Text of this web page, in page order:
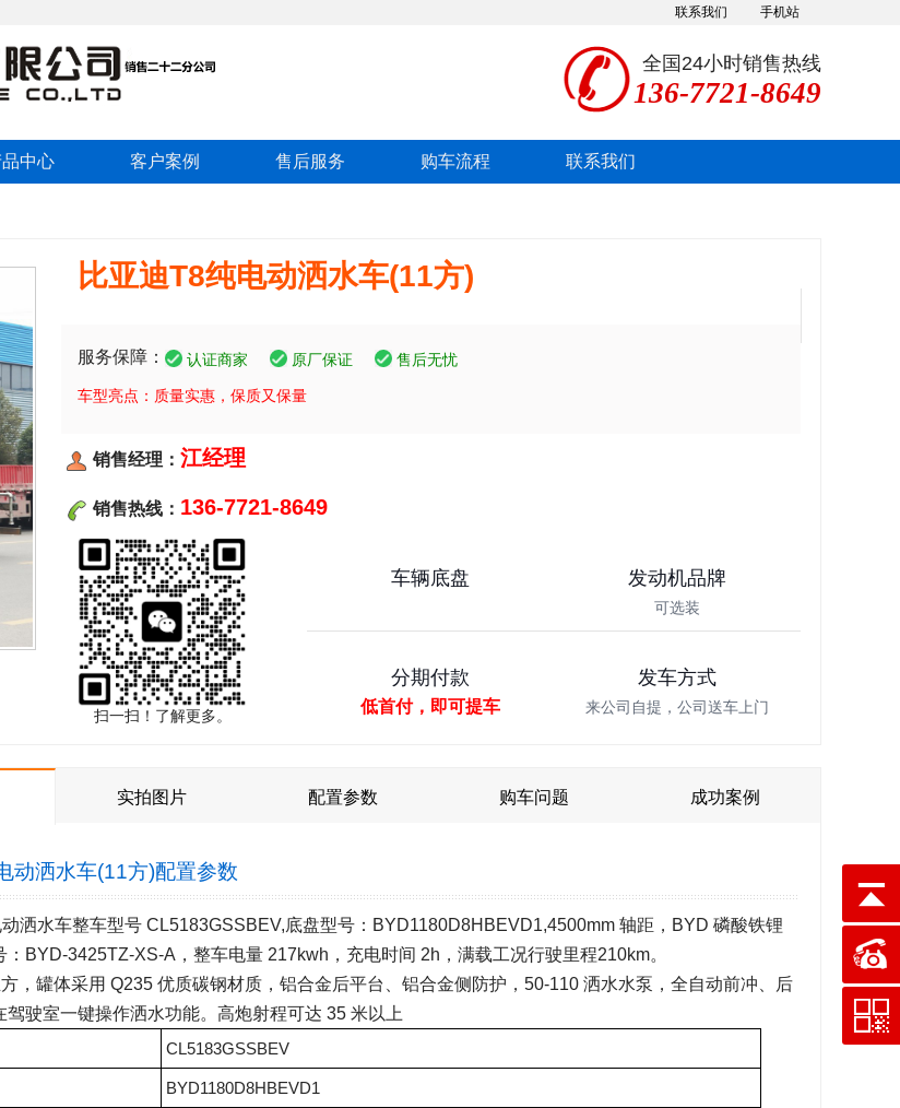
手机站
联系我们
全国24小时销售热线
136-7721-8649
中心 客户案例 售后服务 购车流程 联系我们
比亚迪T8纯电动洒水车(11方)
服务保障： 认证商家 原厂保证 售后无忧
车型亮点：质量实惠，保质又保量
销售经理： 江经理
销售热线： 136-7721-8649
扫一扫！了解更多。
车辆底盘 发动机品牌
可选装
分期付款
低首付，即可提车
发车方式
来公司自提，公司送车上门
实拍图片 配置参数 购车问题 成功案例
动洒水车(11方)配置参数
洒水车整车型号 CL5183GSSBEV,底盘型号：BYD1180D8HBEVD1,4500mm 轴距，BYD 磷酸铁锂
：BYD-3425TZ-XS-A，整车电量 217kwh，充电时间 2h，满载工况行驶里程210km。
方，罐体采用 Q235 优质碳钢材质，铝合金后平台、铝合金侧防护，50-110 洒水水泵，全自动前冲、后
驾驶室一键操作洒水功能。高炮射程可达 35 米以上
CL5183GSSBEV
BYD1180D8HBEVD1